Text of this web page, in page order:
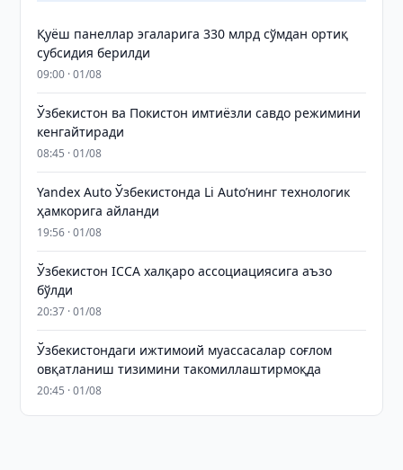
Қуёш панеллар эгаларига 330 млрд сўмдан ортиқ
субсидия берилди
09:00 · 01/08
Ўзбекистон ва Покистон имтиёзли савдо режимини
кенгайтиради
08:45 · 01/08
Yandex Auto Ўзбекистонда Li Auto’нинг технологик
ҳамкорига айланди
19:56 · 01/08
Ўзбекистон ICCA халқаро ассоциациясига аъзо
бўлди
20:37 · 01/08
Ўзбекистондаги ижтимоий муассасалар соғлом
овқатланиш тизимини такомиллаштирмоқда
20:45 · 01/08